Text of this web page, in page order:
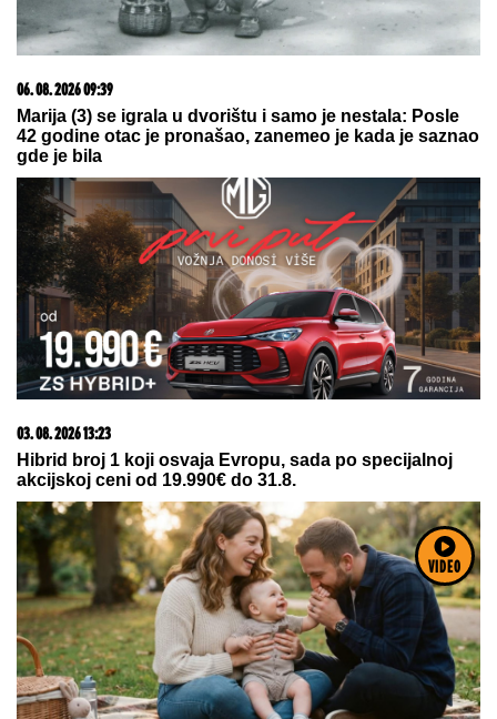
VIDEO
"NJU TREBA LEČITI"Marija Kulić se oglasila nakon
pomirenja Miljane i Zole: Pokazala kakve poruke
dobija i otkrila sve o njihovom odnosu
FRITAJA SA JAJIMA:Brz, zdrav i
ukusan doručak
"TI
LjUDI SU LUDI" Tramp udario na
vozače ovih automobila: Znate onu
bolest?
by Aklamator